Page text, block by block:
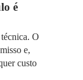
é
O
e,
custo